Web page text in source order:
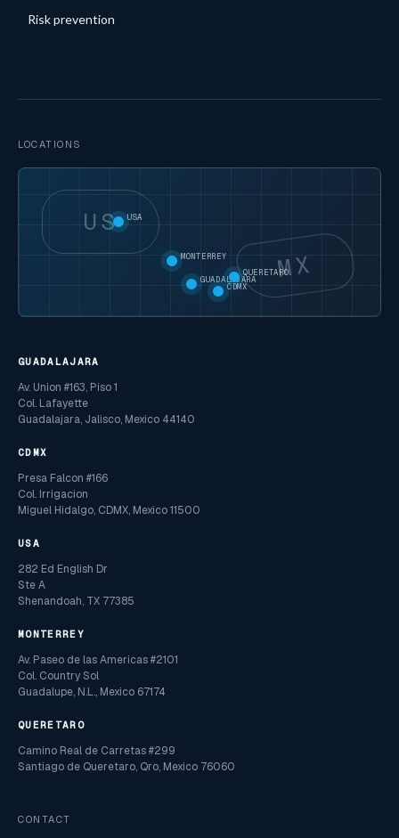
Risk prevention
LOCATIONS
US
MX
USA
MONTERREY
GUADALAJARA
CDMX
QUERETARO
GUADALAJARA
Av. Union #163, Piso 1
Col. Lafayette
Guadalajara, Jalisco, Mexico 44140
CDMX
Presa Falcon #166
Col. Irrigacion
Miguel Hidalgo, CDMX, Mexico 11500
USA
282 Ed English Dr
Ste A
Shenandoah, TX 77385
MONTERREY
Av. Paseo de las Americas #2101
Col. Country Sol
Guadalupe, N.L., Mexico 67174
QUERETARO
Camino Real de Carretas #299
Santiago de Queretaro, Qro, Mexico 76060
CONTACT